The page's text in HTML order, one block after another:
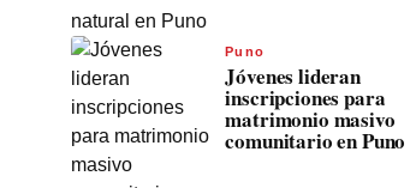
Puno
Jóvenes lideran
inscripciones para
matrimonio masivo
comunitario en Puno